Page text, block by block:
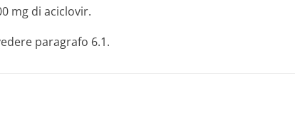
mg di aciclovir.
paragrafo 6.1.